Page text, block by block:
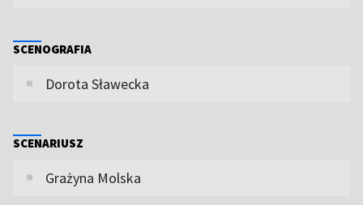
SCENOGRAFIA
Dorota Sławecka
SCENARIUSZ
Grażyna Molska